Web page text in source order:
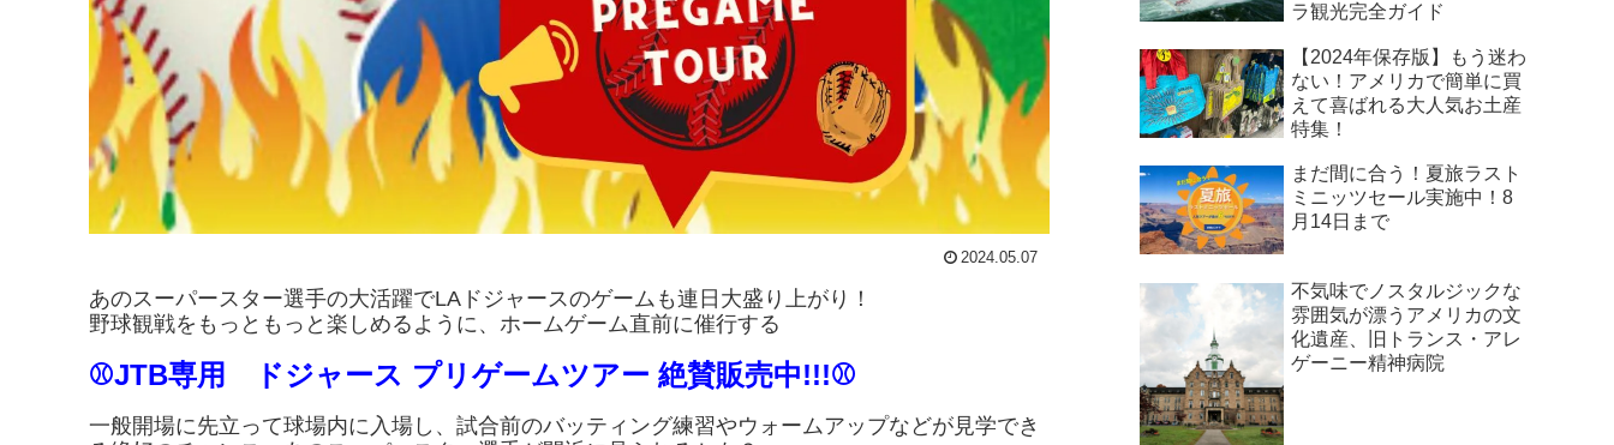
2024.05.07
あのスーパースター選手の大活躍でLAドジャースのゲームも連日大盛り上がり！
野球観戦をもっともっと楽しめるように、ホームゲーム直前に催行する
⚾JTB専用 ドジャース プリゲームツアー 絶賛販売中!!!⚾
一般開場に先立って球場内に入場し、試合前のバッティング練習やウォームアップなどが見学でき
ラ観光完全ガイド
【2024年保存版】もう迷わ
ない！アメリカで簡単に買
えて喜ばれる大人気お土産
特集！
まだ間に合う！夏旅ラスト
ミニッツセール実施中！8
月14日まで
不気味でノスタルジックな
雰囲気が漂うアメリカの文
化遺産、旧トランス・アレ
ゲーニー精神病院